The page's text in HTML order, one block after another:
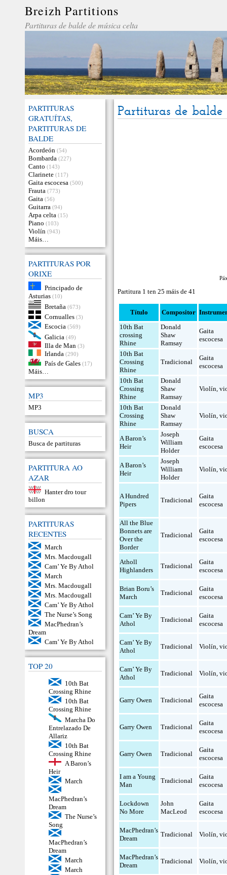
Breizh Partitions
Partituras de balde de música celta
PARTITURAS
GRATUÍTAS,
PARTITURAS DE
BALDE
Acordeón (54)
Bombarda (227)
Canto (143)
Clarinete (117)
Gaita escocesa (500)
Frauta (773)
Gaita (56)
Guitarra (94)
Arpa celta (15)
Piano (103)
Violín (943)
Máis…
PARTITURAS POR
ORIXE
Principado de
Asturias (10)
Bretaña (673)
Cornualles (3)
Escocia (569)
Galicia (49)
Illa de Man (3)
Irlanda (290)
País de Gales (17)
Máis…
MP3
MP3
BUSCA
Busca de partituras
PARTITURA AO
AZAR
Hanter dro tour
billon
PARTITURAS
RECENTES
March
Mrs. Macdougall
Cam’ Ye By Athol
March
Mrs. Macdougall
Mrs. Macdougall
Cam’ Ye By Athol
The Nurse’s Song
MacPhedran’s
Dream
Cam’ Ye By Athol
TOP 20
10th Bat
Crossing Rhine
10th Bat
Crossing Rhine
Marcha Do
Entrelazado De
Allariz
10th Bat
Crossing Rhine
A Baron’s
Heir
March
MacPhedran’s
Dream
The Nurse’s
Song
MacPhedran’s
Dream
March
March
Partituras de
Partitura 1 ten 25 máis de 41
Título Compositor
10th Bat
crossing
Rhine
Donald
Shaw
Ramsay
Gaita
escocesa
10th Bat
Crossing
Rhine
Tradicional
Gaita
escocesa
10th Bat
Crossing
Rhine
Donald
Shaw
Ramsay
Violín,
10th Bat
Crossing
Rhine
Donald
Shaw
Ramsay
Violín,
A Baron’s
Heir
Joseph
William
Holder
Gaita
escocesa
A Baron’s
Heir
Joseph
William
Holder
Violín,
A Hundred
Pipers
Tradicional
Gaita
escocesa
All the Blue
Bonnets are
Over the
Border
Tradicional
Gaita
escocesa
Atholl
Highlanders
Tradicional
Gaita
escocesa
Brian Boru’s
March
Tradicional
Gaita
escocesa
Cam’ Ye By
Athol
Tradicional
Gaita
escocesa
Cam’ Ye By
Athol
Tradicional Violín,
Cam’ Ye By
Athol
Tradicional Violín,
Garry Owen Tradicional
Gaita
escocesa
Garry Owen Tradicional
Gaita
escocesa
Garry Owen Tradicional
Gaita
escocesa
I am a Young
Man
Tradicional
Gaita
escocesa
Lockdown
No More
John
MacLeod
Gaita
escocesa
MacPhedran’s
Dream
Tradicional Violín,
MacPhedran’s
Dream
Tradicional Violín,